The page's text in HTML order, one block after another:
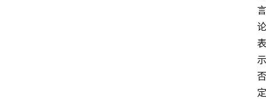
言
论
表
示
否
定